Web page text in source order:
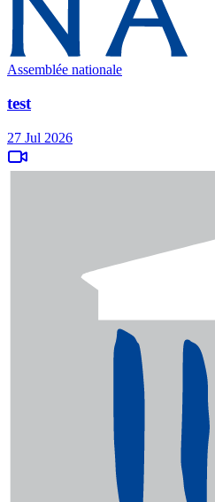
Assemblée nationale
test
27 Jul 2026